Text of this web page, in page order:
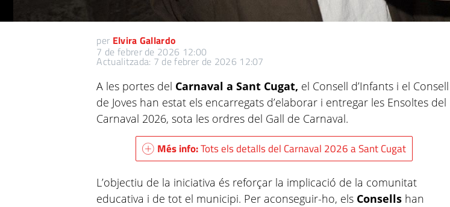
per Elvira Gallardo
7 de febrer de 2026 12:00
Actualitzada: 7 de febrer de 2026 12:07
A les portes del Carnaval a Sant Cugat, el Consell d’Infants i el Consell
de Joves han estat els encarregats d’elaborar i entregar les Ensoltes del
Carnaval 2026, sota les ordres del Gall de Carnaval.
Més info:Tots els detalls del Carnaval 2026 a Sant Cugat
L’objectiu de la iniciativa és reforçar la implicació de la comunitat
educativa i de tot el municipi. Per aconseguir-ho, els Consells han